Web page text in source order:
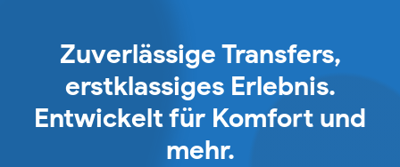
Zuverlässige Transfers,
erstklassiges Erlebnis.
Entwickelt für Komfort und
mehr.